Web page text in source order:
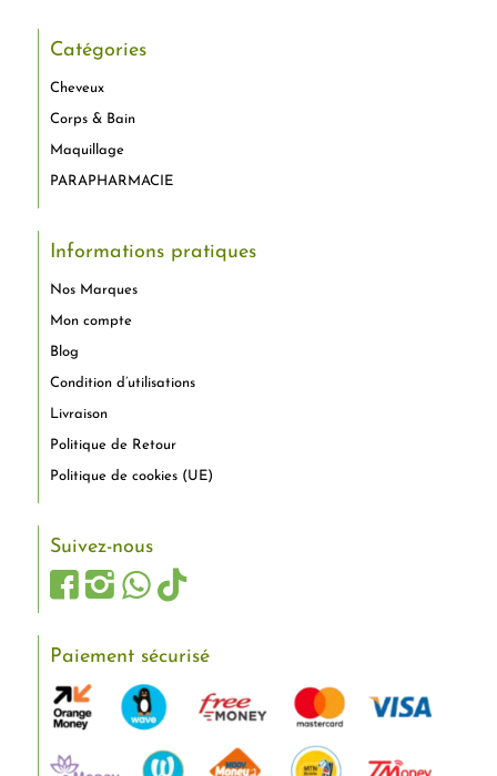
Catégories
Cheveux
Corps & Bain
Maquillage
PARAPHARMACIE
Informations pratiques
Nos Marques
Mon compte
Blog
Condition d’utilisations
Livraison
Politique de Retour
Politique de cookies (UE)
Suivez-nous
Paiement sécurisé